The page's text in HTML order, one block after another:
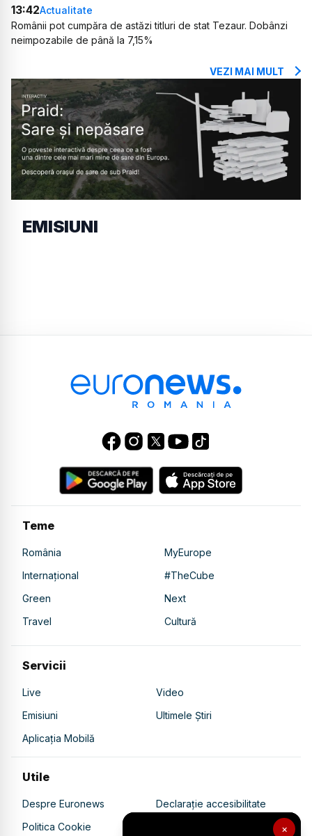
×
13:42Actualitate
Românii pot cumpăra de astăzi titluri de stat Tezaur. Dobânzi
neimpozabile de până la 7,15%
VEZI MAI MULT
EMISIUNI
Teme
România
MyEurope
Internațional
#TheCube
Green
Next
Travel
Cultură
Servicii
Live
Video
Emisiuni
Ultimele Știri
Aplicația Mobilă
Utile
Despre Euronews
Declarație accesibilitate
Politica Cookie
Politica de confidențialitate